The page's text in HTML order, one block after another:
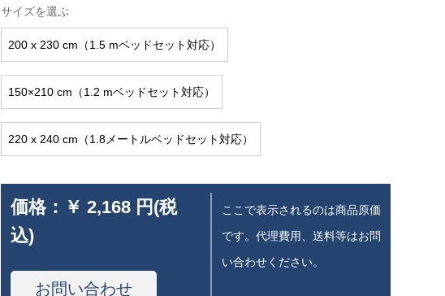
サイズを選ぶ
200 x 230 cm（1.5 mベッドセット対応）
150×210 cm（1.2 mベッドセット対応）
220 x 240 cm（1.8メートルベッドセット対応）
価格： ￥ 2,168 円(税
込)
お問い合わせ
ここで表示されるのは商品原価
です。代理費用、送料等はお問
い合わせください。